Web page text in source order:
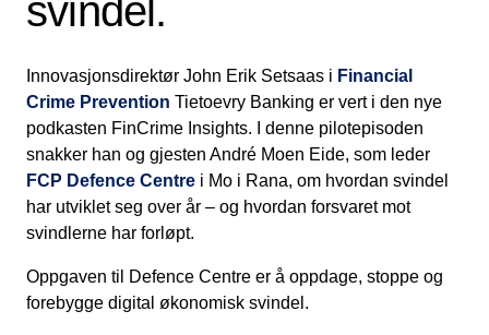
svindel.
Innovasjonsdirektør John Erik Setsaas i Financial
Crime Prevention Tietoevry Banking er vert i den nye
podkasten FinCrime Insights. I denne pilotepisoden
snakker han og gjesten André Moen Eide, som leder
FCP Defence Centre i Mo i Rana, om hvordan svindel
har utviklet seg over år – og hvordan forsvaret mot
svindlerne har forløpt.
Oppgaven til Defence Centre er å oppdage, stoppe og
forebygge digital økonomisk svindel.